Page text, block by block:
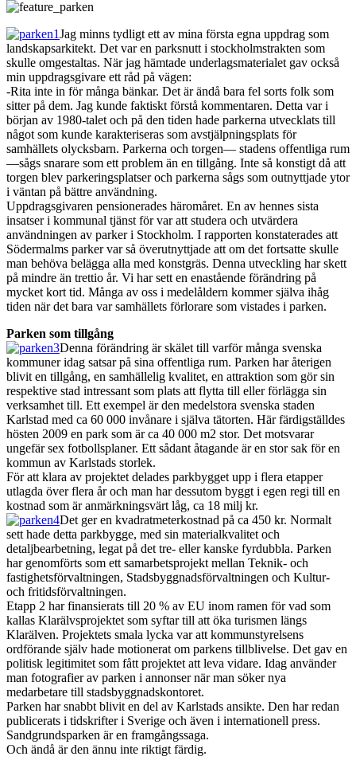
Jag minns tydligt ett av mina första egna uppdrag som
landskapsarkitekt. Det var en parksnutt i stockholmstrakten som
skulle omgestaltas. När jag hämtade underlagsmaterialet gav också
min uppdragsgivare ett råd på vägen:
-Rita inte in för många bänkar. Det är ändå bara fel sorts folk som
sitter på dem. Jag kunde faktiskt förstå kommentaren. Detta var i
början av 1980-talet och på den tiden hade parkerna utvecklats till
något som kunde karakteriseras som avstjälpningsplats för
samhällets olycksbarn. Parkerna och torgen— stadens offentliga rum
—sågs snarare som ett problem än en tillgång. Inte så konstigt då att
torgen blev parkeringsplatser och parkerna sågs som outnyttjade ytor
i väntan på bättre användning.
Uppdragsgivaren pensionerades häromåret. En av hennes sista
insatser i kommunal tjänst för var att studera och utvärdera
användningen av parker i Stockholm. I rapporten konstaterades att
Södermalms parker var så överutnyttjade att om det fortsatte skulle
man behöva belägga alla med konstgräs. Denna utveckling har skett
på mindre än trettio år. Vi har sett en enastående förändring på
mycket kort tid. Många av oss i medelåldern kommer själva ihåg
tiden när det bara var samhällets förlorare som vistades i parken.
Parken som tillgång
Denna förändring är skälet till varför många svenska
kommuner idag satsar på sina offentliga rum. Parken har återigen
blivit en tillgång, en samhällelig kvalitet, en attraktion som gör sin
respektive stad intressant som plats att flytta till eller förlägga sin
verksamhet till. Ett exempel är den medelstora svenska staden
Karlstad med ca 60 000 invånare i själva tätorten. Här färdigställdes
hösten 2009 en park som är ca 40 000 m2 stor. Det motsvarar
ungefär sex fotbollsplaner. Ett sådant åtagande är en stor sak för en
kommun av Karlstads storlek.
För att klara av projektet delades parkbygget upp i flera etapper
utlagda över flera år och man har dessutom byggt i egen regi till en
kostnad som är anmärkningsvärt låg, ca 18 milj kr.
Det ger en kvadratmeterkostnad på ca 450 kr. Normalt
sett hade detta parkbygge, med sin materialkvalitet och
detaljbearbetning, legat på det tre- eller kanske fyrdubbla. Parken
har genomförts som ett samarbetsprojekt mellan Teknik- och
fastighetsförvaltningen, Stadsbyggnadsförvaltningen och Kultur-
och fritidsförvaltningen.
Etapp 2 har finansierats till 20 % av EU inom ramen för vad som
kallas Klarälvsprojektet som syftar till att öka turismen längs
Klarälven. Projektets smala lycka var att kommunstyrelsens
ordförande själv hade motionerat om parkens tillblivelse. Det gav en
politisk legitimitet som fått projektet att leva vidare. Idag använder
man fotografier av parken i annonser när man söker nya
medarbetare till stadsbyggnadskontoret.
Parken har snabbt blivit en del av Karlstads ansikte. Den har redan
publicerats i tidskrifter i Sverige och även i internationell press.
Sandgrundsparken är en framgångssaga.
Och ändå är den ännu inte riktigt färdig.